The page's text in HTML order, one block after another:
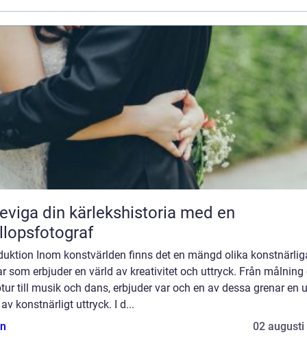
din kärlekshistoria med en
Inom konstvärlden finns det en mängd olika
som erbjuder en värld av kreativitet och uttryck. Från målning
till musik och dans, erbjuder var och en av dessa grenar en
konstnärligt uttryck. I d...
02 augusti